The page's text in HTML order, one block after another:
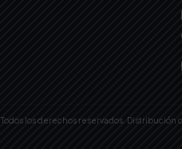
. Todos los derechos reservados.